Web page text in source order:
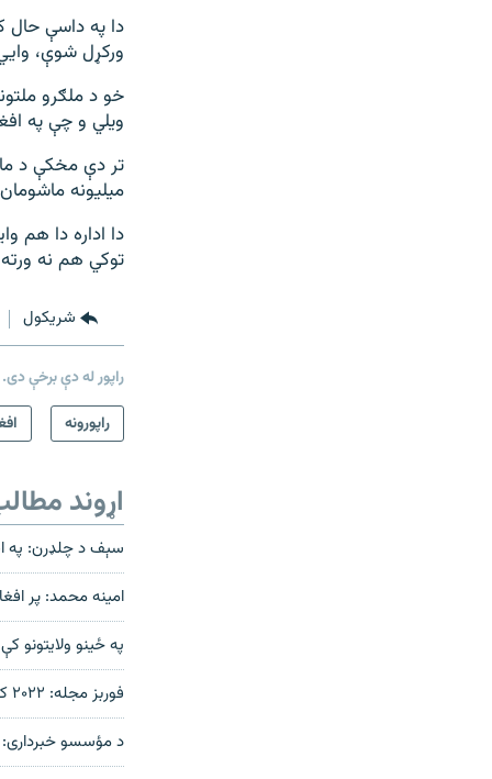
دا په داسې حال
ورکړل شوې،
خو د ملګرو
ویلي و چې په افغانستان کې نږدې ۸۷۵
تر دې مخکې د
میلیونه
توکي هم نه
شريکول
راپور له دې برخې دی.
راپورونه
اړوند
سېف د چلډرن: په
امينه محمد: پر
په ځینو ولایتونو
فوربز مجله: ۲۰۲۲ کال کې ۱۴ ميليونه افغاني ماشومانو بشري مرستو ته اړتيا درلوده
د مؤسسو خبرداری: که پر ښځينه